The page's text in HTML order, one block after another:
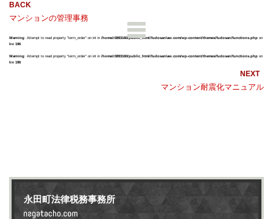
マンションの管理事務
Warning: Attempt to read property "term_order" on int in /home/r3893160/public_html/fudosanlaw.com/wp-content/themes/fudosan/functions.php on
line 196
Warning: Attempt to read property "term_order" on int in /home/r3893160/public_html/fudosanlaw.com/wp-content/themes/fudosan/functions.php on
line 196
マンション耐震化マニュアル
永田町法律税務事務所